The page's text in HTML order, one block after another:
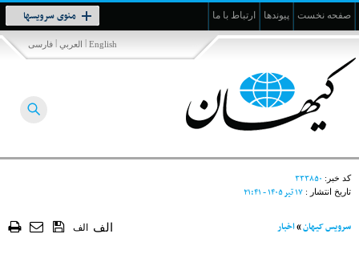
صفحه نخست پیوندها ارتباط با ما منوی سرویسها
Toggle
navigation
فارسی | العربي | English
کد خبر: ۳۳۳۸۵۰
تاریخ انتشار : ۱۷ تير ۱۴۰۵ - ۲۱:۴۱
سرویس کیهان»اخبار الف الف